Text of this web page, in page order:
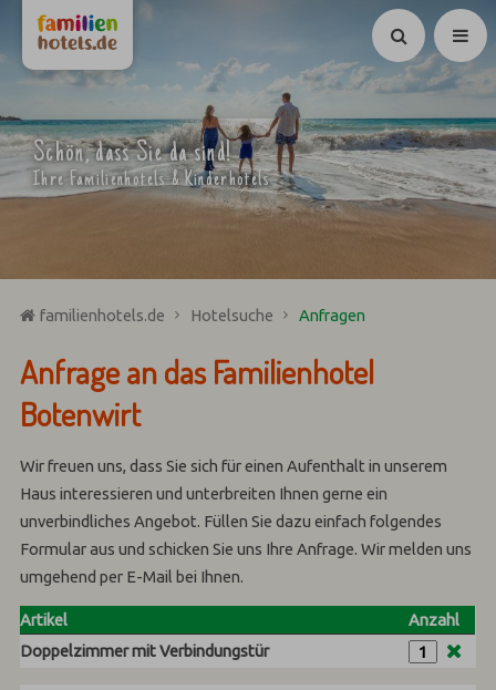
Suchen
Schön, dass Sie da sind!
Ihre Familienhotels & Kinderhotels
familienhotels.de Hotelsuche Anfragen
Anfrage an das Familienhotel
Botenwirt
Wir freuen uns, dass Sie sich für einen Aufenthalt in unserem
Haus interessieren und unterbreiten Ihnen gerne ein
unverbindliches Angebot. Füllen Sie dazu einfach folgendes
Formular aus und schicken Sie uns Ihre Anfrage. Wir melden uns
umgehend per E-Mail bei Ihnen.
Artikel
Anzahl
Doppelzimmer mit Verbindungstür